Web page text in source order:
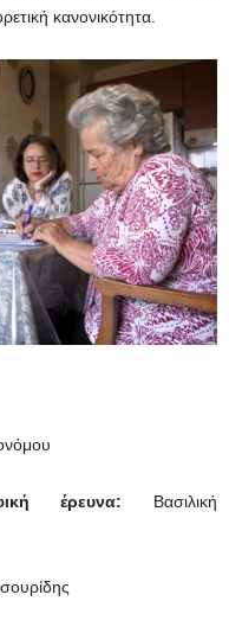
κανονικότητα.
έρευνα: Βασιλική